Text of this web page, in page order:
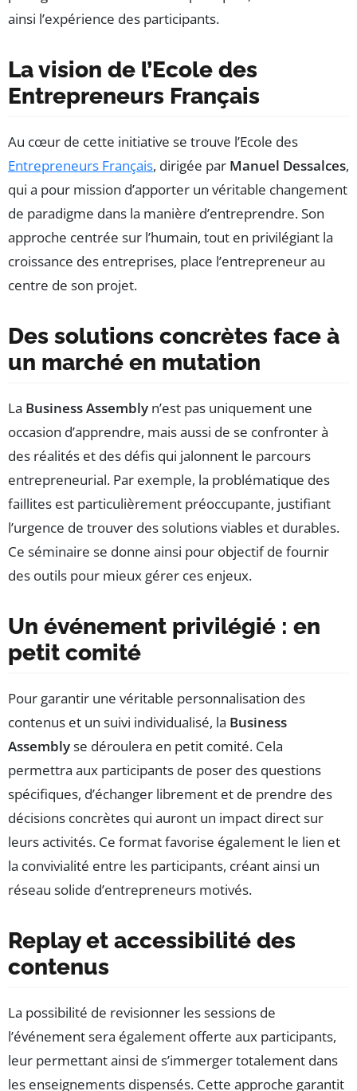
ainsi l’expérience des participants.
La vision de l’Ecole des
Entrepreneurs Français
Au cœur de cette initiative se trouve l’Ecole des
Entrepreneurs Français, dirigée par Manuel Dessalces,
qui a pour mission d’apporter un véritable changement
de paradigme dans la manière d’entreprendre. Son
approche centrée sur l’humain, tout en privilégiant la
croissance des entreprises, place l’entrepreneur au
centre de son projet.
Des solutions concrètes face à
un marché en mutation
La Business Assembly n’est pas uniquement une
occasion d’apprendre, mais aussi de se confronter à
des réalités et des défis qui jalonnent le parcours
entrepreneurial. Par exemple, la problématique des
faillites est particulièrement préoccupante, justifiant
l’urgence de trouver des solutions viables et durables.
Ce séminaire se donne ainsi pour objectif de fournir
des outils pour mieux gérer ces enjeux.
Un événement privilégié : en
petit comité
Pour garantir une véritable personnalisation des
contenus et un suivi individualisé, la Business
Assemblyse déroulera en petit comité. Cela
permettra aux participants de poser des questions
spécifiques, d’échanger librement et de prendre des
décisions concrètes qui auront un impact direct sur
leurs activités. Ce format favorise également le lien et
la convivialité entre les participants, créant ainsi un
réseau solide d’entrepreneurs motivés.
Replay et accessibilité des
contenus
La possibilité de revisionner les sessions de
l’événement sera également offerte aux participants,
leur permettant ainsi de s’immerger totalement dans
les enseignements dispensés. Cette approche garantit